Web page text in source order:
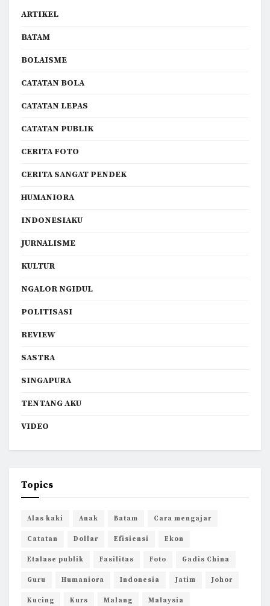
ARTIKEL
BATAM
BOLAISME
CATATAN BOLA
CATATAN LEPAS
CATATAN PUBLIK
CERITA FOTO
CERITA SANGAT PENDEK
HUMANIORA
INDONESIAKU
JURNALISME
KULTUR
NGALOR NGIDUL
POLITISASI
REVIEW
SASTRA
SINGAPURA
TENTANG AKU
VIDEO
Topics
Alas kaki Anak Batam Cara mengajar
Catatan Dollar Efisiensi Ekon
Etalase publik Fasilitas Foto Gadis China
Guru Humaniora Indonesia Jatim Johor
Kucing Kurs Malang Malaysia